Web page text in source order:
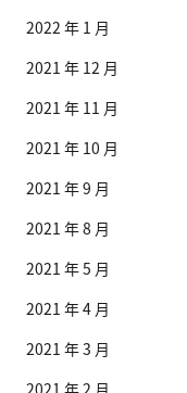
2022 年 1 月
2021 年 12 月
2021 年 11 月
2021 年 10 月
2021 年 9 月
2021 年 8 月
2021 年 5 月
2021 年 4 月
2021 年 3 月
2021 年 2 月